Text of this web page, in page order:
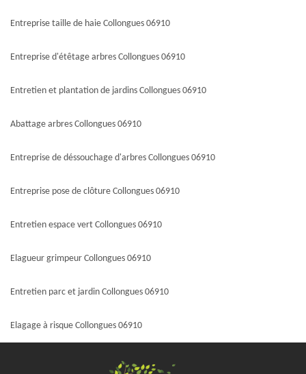
Entreprise taille de haie Collongues 06910
Entreprise d'étêtage arbres Collongues 06910
Entretien et plantation de jardins Collongues 06910
Abattage arbres Collongues 06910
Entreprise de déssouchage d'arbres Collongues 06910
Entreprise pose de clôture Collongues 06910
Entretien espace vert Collongues 06910
Elagueur grimpeur Collongues 06910
Entretien parc et jardin Collongues 06910
Elagage à risque Collongues 06910